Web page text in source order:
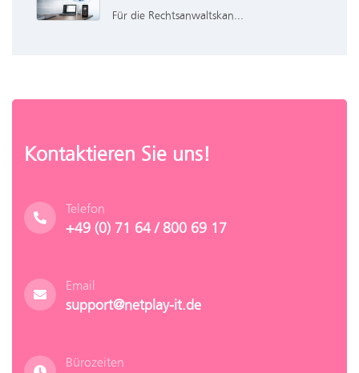
Für die Rechtsanwaltskan...
Kontaktieren Sie uns!
Telefon
+49 (0) 71 64 / 800 69 17
Email
support@netplay-it.de
Bürozeiten